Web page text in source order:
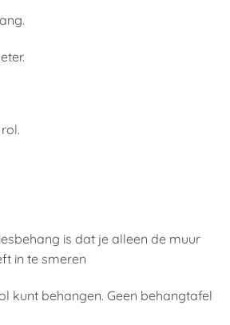
is dat je alleen de muur
in te smeren
kunt behangen. Geen behangtafel